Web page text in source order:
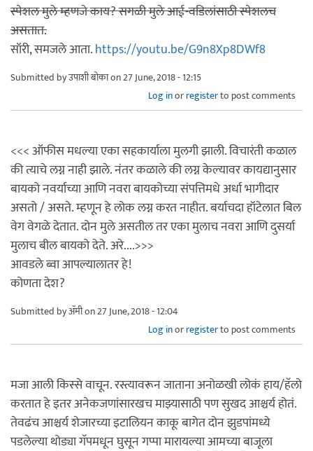
स्पेशल मुले म्हणजे काय? सगळी मुले आई-वडिलांसाठी स्पेशलच
असतात.
सॉरी, समजले आता.https://youtu.be/G9n8Xp8DWf8
Submitted byउपाशी बोकाon 27 June, 2018 - 12:15
Log inorregisterto post comments
<<< ऑफीस मधल्या एका सहकार्याला मुलगी झाली. विचारंती कळाल
की त्याचे लग्न नाही झाले. नंतर कळाले की लग्न केल्यावर कायद्यानुसार
बायको नवर्याच्या आणि नवरा बायकोच्या संपत्तिमधे अर्धा भागीदार
असतो / असते. म्हणून हे लोक लग्न करत नाहीत. बर्याचदा हॉटेलात बिल
वेग वेगळे देतात. दोन मुले असतील तर एका मुलाच नवरा आणि दुसर्या
मुलाच बील बायको देते. अरे....>>>
आवडले ब्वा आपल्यालातर हे!
कोणता देश?
Submitted byॲमीon 27 June, 2018 - 12:04
Log inorregisterto post comments
मजा आली किस्से वाचून. रस्त्यावरून जाताना अनोळखी लोकं हाय/हॅलो
करतात हे इतर अनेकजणांसारखच माझ्यासाठी पण सुखद आश्चर्य होतं.
तेवढंच आश्चर्य शेजारच्या इटालियन काकू बागेत दोन झुडपांमध्ये
पडलेल्या थोड्या गॅपमधून घुसून गप्पा मारायल्या आमच्या बाजूला